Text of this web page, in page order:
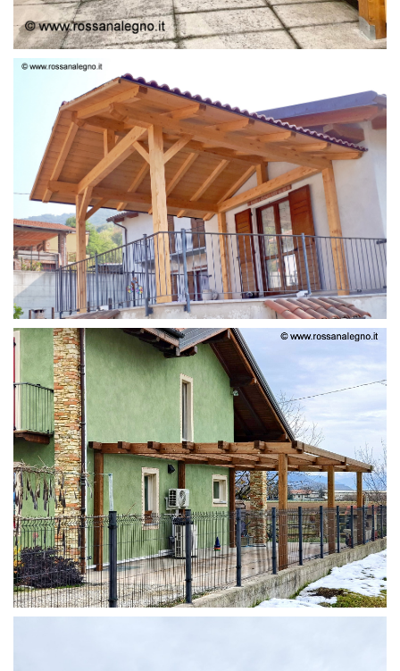
STRUTTURA LAMELLARE PRETAGLIATO
STRUTTURA ADDOSSATA IN LAMELLARE SU MISURA